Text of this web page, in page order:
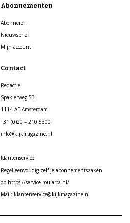
Abonnementen
Abonneren
Nieuwsbrief
Mijn account
Contact
Redactie
Spaklerweg 53
1114 AE Amsterdam
+31 (0)20 – 210 5300
info@kijkmagazine.nl
Klantenservice
Regel eenvoudig zelf je abonnementszaken
op https://service.roularta.nl/
Mail: klantenservice@kijkmagazine.nl